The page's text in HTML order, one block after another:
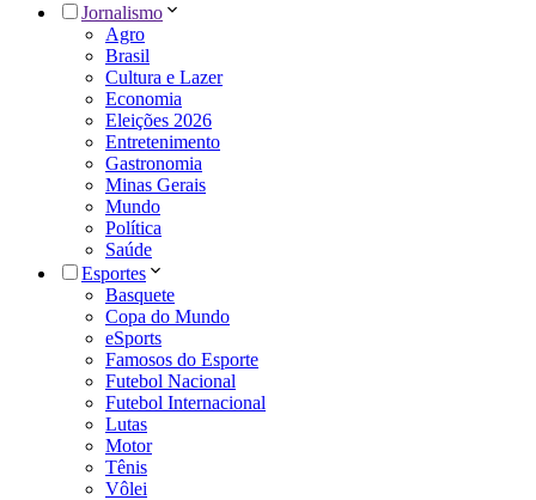
Jornalismo
Agro
Brasil
Cultura e Lazer
Economia
Eleições 2026
Entretenimento
Gastronomia
Minas Gerais
Mundo
Política
Saúde
Esportes
Basquete
Copa do Mundo
eSports
Famosos do Esporte
Futebol Nacional
Futebol Internacional
Lutas
Motor
Tênis
Vôlei